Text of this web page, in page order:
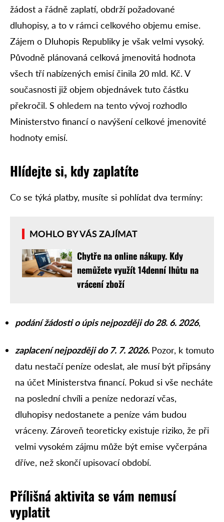
žádost a řádně zaplatí, obdrží požadované
dluhopisy, a to v rámci celkového objemu emise.
Zájem o Dluhopis Republiky je však velmi vysoký.
Původně plánovaná celková jmenovitá hodnota
všech tří nabízených emisí činila 20 mld. Kč. V
současnosti již objem objednávek tuto částku
překročil. S ohledem na tento vývoj rozhodlo
Ministerstvo financí o navýšení celkové jmenovité
hodnoty emisí.
Hlídejte si, kdy zaplatíte
Co se týká platby, musíte si pohlídat dva termíny:
MOHLO BY VÁS ZAJÍMAT
Chytře na online nákupy. Kdy
nemůžete využít 14denní lhůtu na
vrácení zboží
podání žádosti o úpis nejpozději do 28. 6. 2026,
zaplacení nejpozději do 7. 7. 2026. Pozor, k tomuto
datu nestačí peníze odeslat, ale musí být připsány
na účet Ministerstva financí. Pokud si vše necháte
na poslední chvíli a peníze nedorazí včas,
dluhopisy nedostanete a peníze vám budou
vráceny. Zároveň teoreticky existuje riziko, že při
velmi vysokém zájmu může být emise vyčerpána
dříve, než skončí upisovací období.
Přílišná aktivita se vám nemusí
vyplatit